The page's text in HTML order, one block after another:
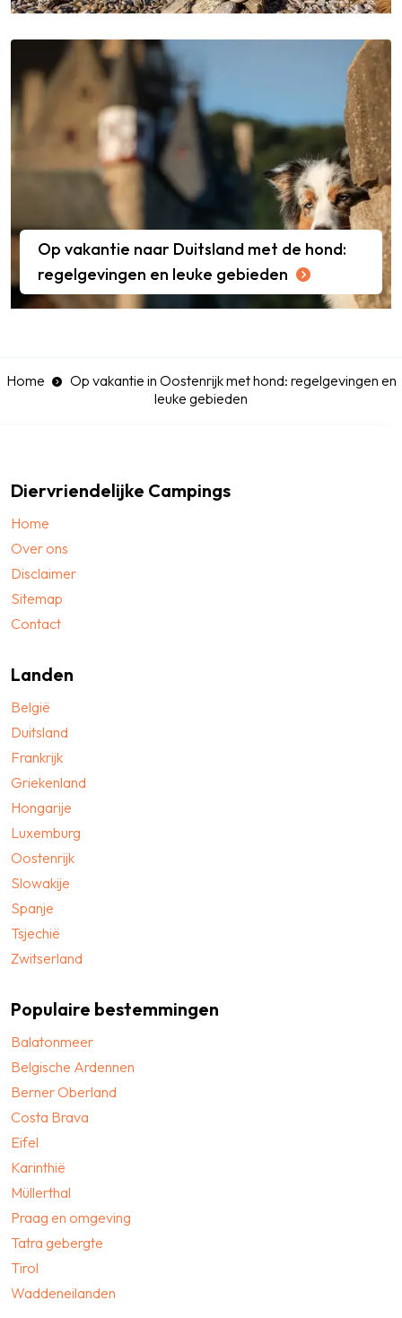
Op vakantie naar Duitsland met de hond:
regelgevingen en leuke gebieden
Home
Op vakantie in Oostenrijk met hond: regelgevingen en
leuke gebieden
Diervriendelijke Campings
Home
Over ons
Disclaimer
Sitemap
Contact
Landen
België
Duitsland
Frankrijk
Griekenland
Hongarije
Luxemburg
Oostenrijk
Slowakije
Spanje
Tsjechië
Zwitserland
Populaire bestemmingen
Balatonmeer
Belgische Ardennen
Berner Oberland
Costa Brava
Eifel
Karinthië
Müllerthal
Praag en omgeving
Tatra gebergte
Tirol
Waddeneilanden